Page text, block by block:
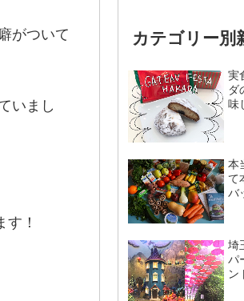
がついて
いまし
！
カテゴリー別
実
ダ
味
本
て
バ
埼
パ
ン